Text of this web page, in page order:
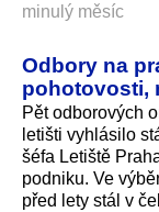
minulý měsíc
Odbory na
pohotovosti,
Pět odborových
letišti vyhlásilo
šéfa Letiště
podniku. Ve
před lety stál v